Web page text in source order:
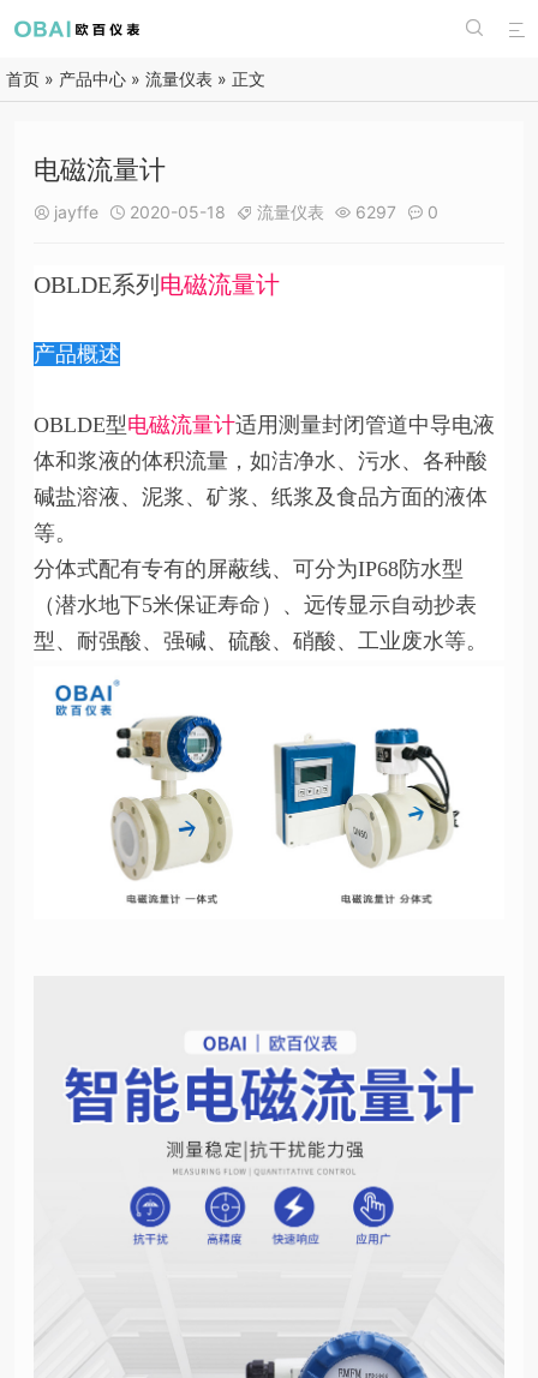


首页 » 产品中心 » 流量仪表 » 正文
电磁流量计
 jayffe  2020-05-18  流量仪表  6297  0
OBLDE系列 电磁流量计
产品概述
OBLDE型电磁流量计适用测量封闭管道中导电液
体和浆液的体积流量，如洁净水、污水、各种酸
碱盐溶液、泥浆、矿浆、纸浆及食品方面的液体
等。
分体式配有专有的屏蔽线、可分为IP68防水型
（潜水地下5米保证寿命）、远传显示自动抄表
型、耐强酸、强碱、硫酸、硝酸、工业废水等。